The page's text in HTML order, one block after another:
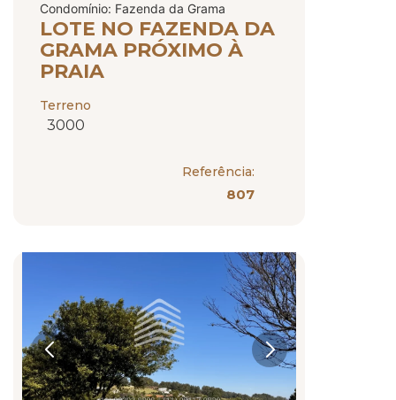
Condomínio: Fazenda da Grama
LOTE NO FAZENDA DA
GRAMA PRÓXIMO À
PRAIA
Terreno
3000
Referência:
807